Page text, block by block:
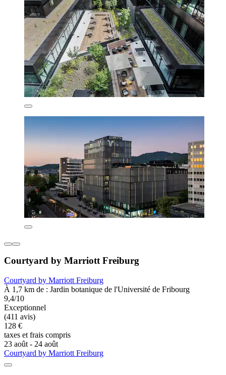
Courtyard by Marriott Freiburg
Courtyard by Marriott Freiburg
À 1,7 km de : Jardin botanique de l'Université de Fribourg
9,4/10
Exceptionnel
(411 avis)
128 €
taxes et frais compris
23 août - 24 août
Courtyard by Marriott Freiburg